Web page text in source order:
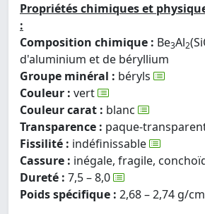
Propriétés chimiques et
:
Composition chimique : Be3Al2
d'aluminium et de béryllium
Groupe minéral : béryls
Couleur : vert
Couleur carat : blanc
Transparence : paque-
Fissilité : indéfinissable
Cassure : inégale, fragile,
Dureté : 7,5 – 8,0
Poids spécifique : 2,68 – 2,74 g/